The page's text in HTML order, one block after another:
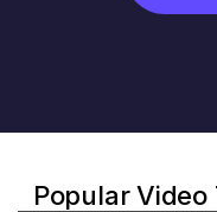
Popular